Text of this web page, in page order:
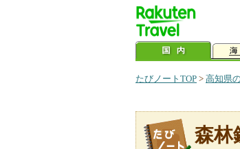
たびノートTOP > 高知県
森林